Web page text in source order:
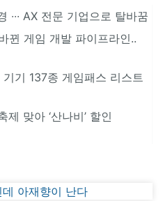
∙∙∙ AX 전문 기업으로 탈바꿈
뀐 게임 개발 파이프라인..
기 137종 게임패스 리스트
맞아 ‘산나비’ 할인